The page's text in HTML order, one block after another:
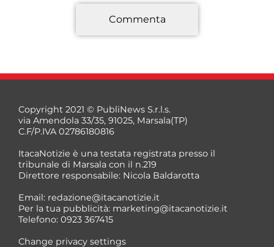
*
*
Commenta
Copyright 2021 © PubliNews S.r.l.s.
via Amendola 33/35, 91025, Marsala(TP)
C.F/P.IVA 02786180816
ItacaNotizie è una testata registrata presso il
tribunale di Marsala con il n.219
Direttore responsabile: Nicola Baldarotta
Email: redazione@itacanotizie.it
Per la tua pubblicità: marketing@itacanotizie.it
Telefono: 0923 367415
Change privacy settings